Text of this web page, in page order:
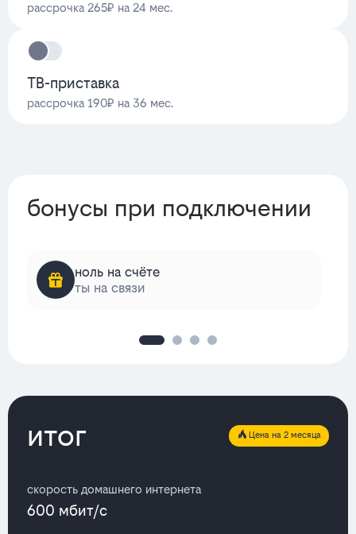
рассрочка 265₽ на 24 мес.
ТВ-приставка
рассрочка 190₽ на 36 мес.
бонусы при подключении
ноль на счёте
ты на связи
итог Цена на 2 месяца
скорость домашнего интернета
600 мбит/с